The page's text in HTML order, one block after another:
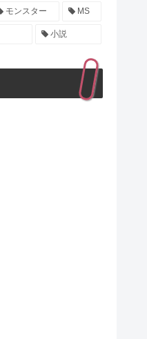
モンスター MS
小説